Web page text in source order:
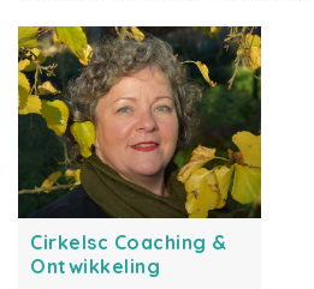
Cirkelsc Coaching &
Ontwikkeling